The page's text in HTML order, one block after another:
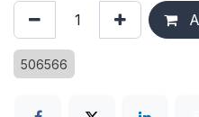
506566